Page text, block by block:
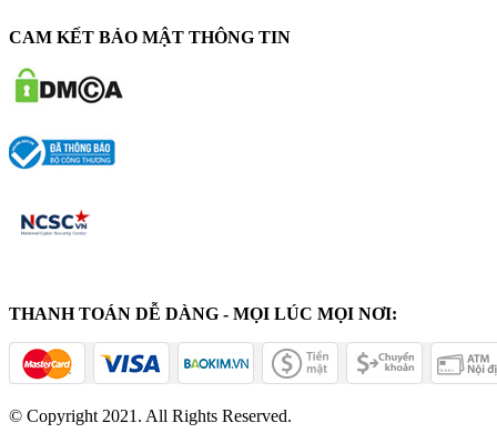
CAM KẾT BẢO MẬT THÔNG TIN
THANH TOÁN DỄ DÀNG - MỌI LÚC MỌI NƠI:
© Copyright 2021. All Rights Reserved.